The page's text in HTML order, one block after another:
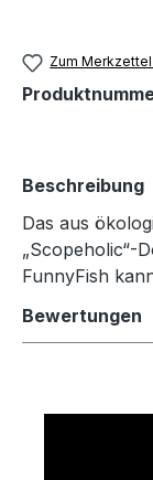
Zum
Beschreibung
Das aus
„Scopeholic“-
FunnyFish
Bewertungen